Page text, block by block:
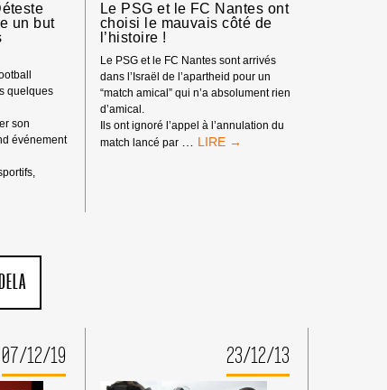
un but
quelques
son
événement
Le PSG et le FC Nantes ont
choisi le mauvais côté de
l’histoire !
Le PSG et le FC Nantes sont arrivés
dans l’Israël de l’apartheid pour un
“match amical” qui n’a absolument rien
d’amical.
Ils ont ignoré l’appel à l’annulation du
match lancé par … LE
07/12/19 23/12/13